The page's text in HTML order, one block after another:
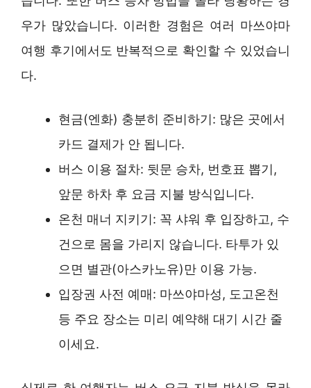
우가 많았습니다. 이러한 경험은 여러 마쓰야마
여행 후기에서도 반복적으로 확인할 수 있었습니
다.
현금(엔화) 충분히 준비하기: 많은 곳에서
카드 결제가 안 됩니다.
버스 이용 절차: 뒷문 승차, 번호표 뽑기,
앞문 하차 후 요금 지불 방식입니다.
온천 매너 지키기: 꼭 샤워 후 입장하고, 수
건으로 몸을 가리지 않습니다. 타투가 있
으면 별관(아스카노유)만 이용 가능.
입장권 사전 예매: 마쓰야마성, 도고온천
등 주요 장소는 미리 예약해 대기 시간 줄
이세요.